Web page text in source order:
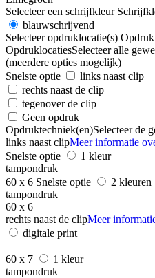
Selecteer een schrijfkleur
blauwschrijvend
Selecteer opdruklocatie(s)
OpdruklocatiesSelecteer alle
(meerdere opties mogelijk)
Snelste optie
links naast clip
rechts naast de clip
tegenover de clip
Geen opdruk
Opdruktechniek(en)Selecteer de
links naast clipMeer informatie
Snelste optie
1 kleur
tampondruk
60 x 6 Snelste optie
2 kleuren
tampondruk
60 x 6
rechts naast de clipMeer
digitale print
60 x 7
1 kleur
tampondruk